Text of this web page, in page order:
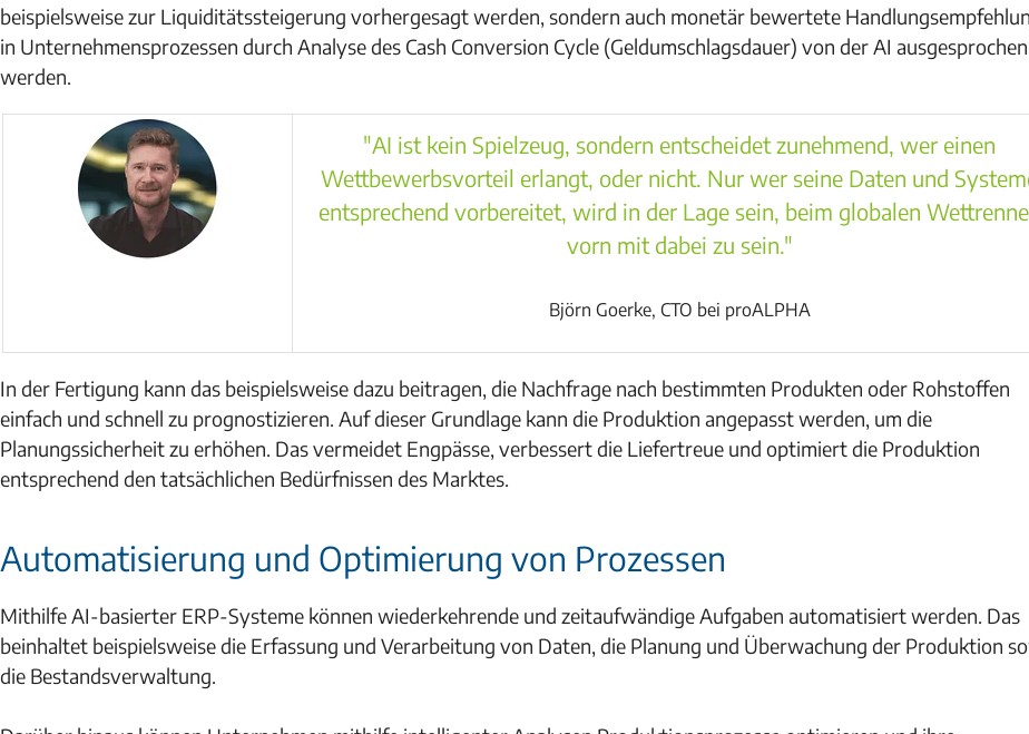
beispielsweise zur Liquiditätssteigerung vorhergesagt werden, sondern auch monetär bewertete
in Unternehmensprozessen durch Analyse des Cash Conversion Cycle (Geldumschlagsdauer) von der AI ausgesprochen
werden.
"AI ist kein Spielzeug, sondern entscheidet zunehmend, wer einen
Wettbewerbsvorteil erlangt, oder nicht. Nur wer seine Daten und
entsprechend vorbereitet, wird in der Lage sein, beim globalen
vorn mit dabei zu sein."
Björn Goerke, CTO bei proALPHA
In der Fertigung kann das beispielsweise dazu beitragen, die Nachfrage nach bestimmten Produkten oder Rohstoffen
einfach und schnell zu prognostizieren. Auf dieser Grundlage kann die Produktion angepasst werden, um die
Planungssicherheit zu erhöhen. Das vermeidet Engpässe, verbessert die Liefertreue und optimiert die Produktion
entsprechend den tatsächlichen Bedürfnissen des Marktes.
Automatisierung und Optimierung von Prozessen
Mithilfe AI-basierter ERP-Systeme können wiederkehrende und zeitaufwändige Aufgaben automatisiert werden. Das
beinhaltet beispielsweise die Erfassung und Verarbeitung von Daten, die Planung und Überwachung der Produktion
die Bestandsverwaltung.